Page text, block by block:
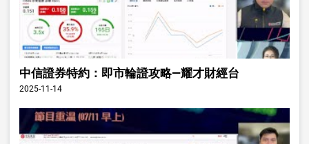
中信證券特約：即市輪證攻略—耀才財經台
2025-11-14